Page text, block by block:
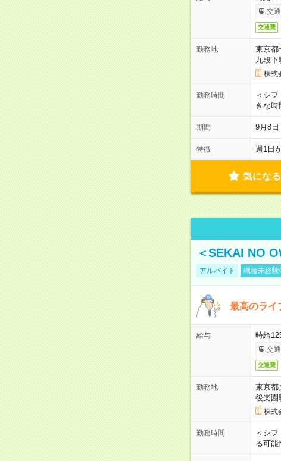
交
交通費
勤務地
東京都
九段下
株式
勤務時間
＜シ
きな
期間 9月8日
特徴 週1日
気になる
＜SEKAI NO
アルバイト 職種未経験
最高のライ
給与 時給
交
交通費
勤務地
東京都
後楽園
株式
勤務時間
＜シ
る可能